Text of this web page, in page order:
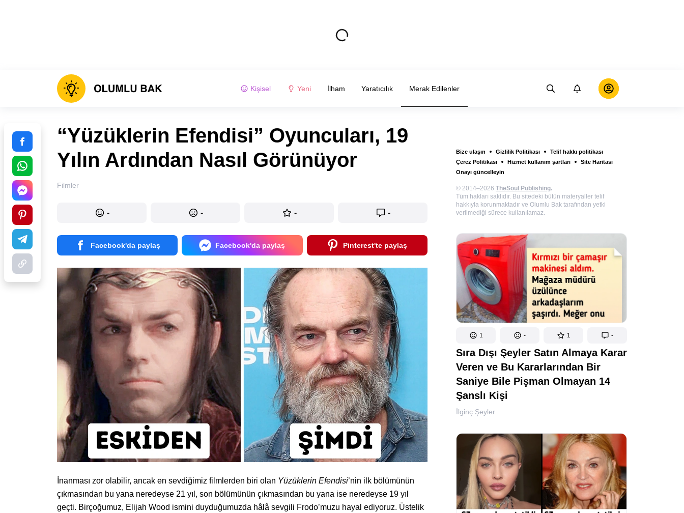
Kişisel Yeni İlham Yaratıcılık Merak Edilenler
Bize ulaşın Gizlilik Politikası
Telif hakkı politikası
Çerez Politikası
Hizmet kullanım şartları
Site Haritası
Onayı güncelleyin
© 2014–2026 TheSoul Publishing.
Tüm hakları saklıdır. Bu sitedeki bütün materyaller telif
hakkıyla korunmaktadır ve Olumlu Bak tarafından yetki
verilmediği sürece kullanılamaz.
1 - 1 -
Sıra Dışı Şeyler Satın Almaya Karar
Veren ve Bu Kararlarından Bir
Saniye Bile Pişman Olmayan 14
Şanslı Kişi
İlginç Şeyler
“Yüzüklerin Efendisi” Oyuncuları, 19
Yılın Ardından Nasıl Görünüyor
Filmler
- - - -
Facebook'da paylaş Facebook'da paylaş Pinterest'te paylaş
İnanması zor olabilir, ancak en sevdiğimiz filmlerden biri olan Yüzüklerin Efendisi’nin ilk bölümünün
çıkmasından bu yana neredeyse 21 yıl, son bölümünün çıkmasından bu yana ise neredeyse 19 yıl
geçti. Birçoğumuz, Elijah Wood ismini duyduğumuzda hâlâ sevgili Frodo’muzu hayal ediyoruz. Üstelik